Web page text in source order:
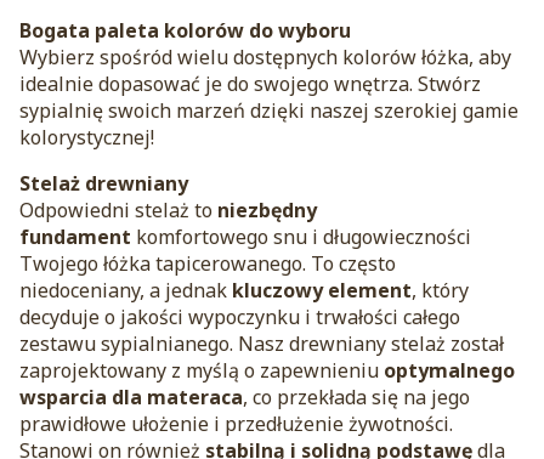
Bogata paleta kolorów do wyboru
Wybierz spośród wielu dostępnych kolorów łóżka, aby
idealnie dopasować je do swojego wnętrza. Stwórz
sypialnię swoich marzeń dzięki naszej szerokiej gamie
kolorystycznej!
Stelaż drewniany
Odpowiedni stelaż to niezbędny
fundament komfortowego snu i długowieczności
Twojego łóżka tapicerowanego. To często
niedoceniany, a jednak kluczowy element, który
decyduje o jakości wypoczynku i trwałości całego
zestawu sypialnianego. Nasz drewniany stelaż został
zaprojektowany z myślą o zapewnieniu optymalnego
wsparcia dla materaca, co przekłada się na jego
prawidłowe ułożenie i przedłużenie żywotności.
Stanowi on również stabilną i solidną podstawędla